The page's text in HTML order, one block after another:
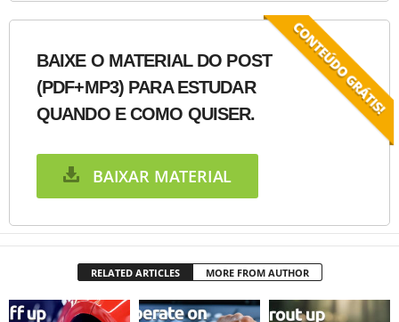
BAIXE O MATERIAL DO POST
(PDF+MP3) PARA ESTUDAR
QUANDO E COMO QUISER.
BAIXAR MATERIAL
RELATED ARTICLES MORE FROM AUTHOR